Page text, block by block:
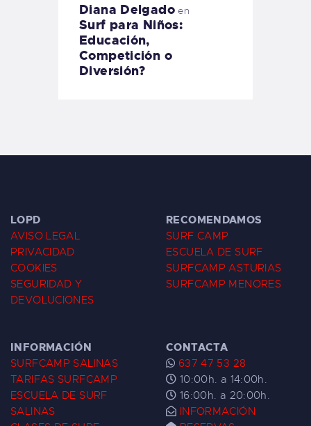
Diana Delgadoen
Surf para Niños:
Educación,
Competición o
Diversión?
LOPD
AVISO LEGAL
PRIVACIDAD
COOKIES
SEGURIDAD Y
DEVOLUCIONES
RECOMENDAMOS
SURF CAMP
ESCUELA DE SURF
SURFCAMP ASTURIAS
SURFCAMP MENORES
INFORMACIÓN
SURFCAMP SALINAS
TARIFAS SURFCAMP
ESCUELA DE SURF
SALINAS
CONTACTA
637 47 53 28
10:00h. a 14:00h.
16:00h. a 20:00h.
INFORMACIÓN